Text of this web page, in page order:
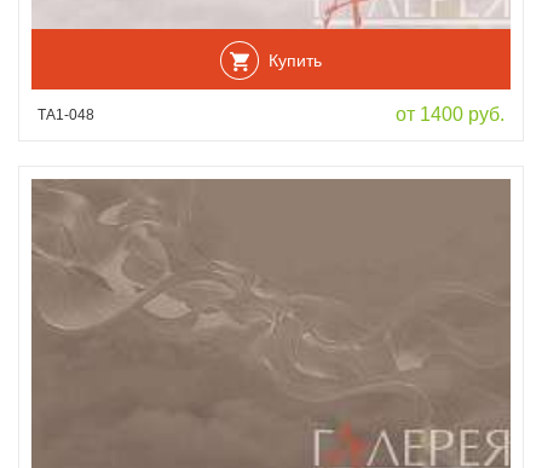
Купить
ТА1-048 от 1400 руб.